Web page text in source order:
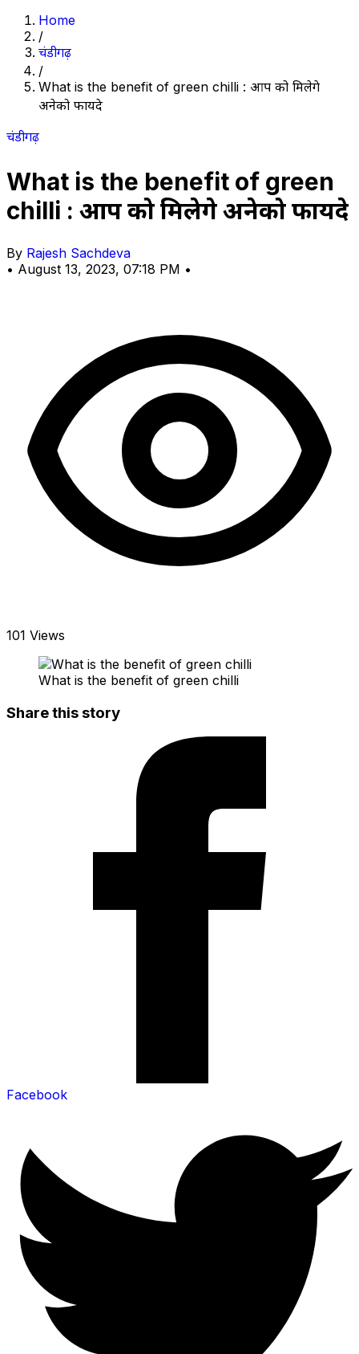
Home
/
चंडीगढ़
/
What is the benefit of green chilli : आप को मिलेगे
अनेको फायदे
चंडीगढ़
What is the benefit of green
chilli : आप को मिलेगे अनेको फायदे
By Rajesh Sachdeva
• August 13, 2023, 07:18 PM •
101 Views
What is the benefit of green chilli
Share this story
Facebook